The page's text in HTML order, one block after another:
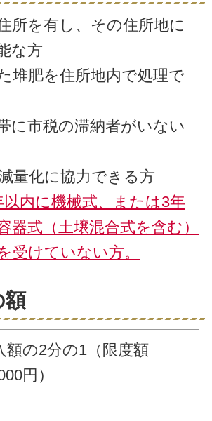
所を有し、その住所地に
な方
堆肥を住所地内で処理で
に市税の滞納者がいない
量化に協力できる方
以内に機械式、または3年
器式（土壌混合式を含む）
受けていない方。
額
額の2分の1（限度額
円）